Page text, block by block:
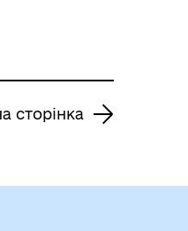
сторінка